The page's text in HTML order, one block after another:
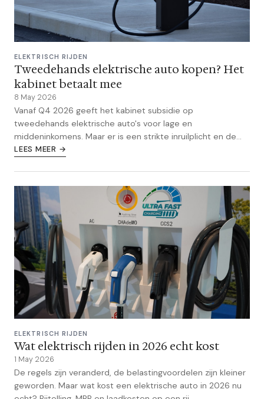
ELEKTRISCH RIJDEN
Tweedehands elektrische auto kopen? Het
kabinet betaalt mee
8 May 2026
Vanaf Q4 2026 geeft het kabinet subsidie op
tweedehands elektrische auto's voor lage en
middeninkomens. Maar er is een strikte inruilplicht en de
details zijn nog onbekend.
LEES MEER →
ELEKTRISCH RIJDEN
Wat elektrisch rijden in 2026 echt kost
1 May 2026
De regels zijn veranderd, de belastingvoordelen zijn kleiner
geworden. Maar wat kost een elektrische auto in 2026 nu